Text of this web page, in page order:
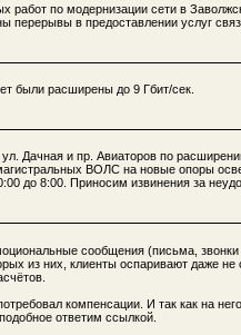
по модернизации сети в
перерывы в предоставлении услуг
были расширены до 9 Гбит/сек.
Дачная и пр. Авиаторов по
ВОЛС на новые опоры
до 8:00. Приносим извинения за
сообщения (письма, звонки
из них, клиенты оспаривают даже
компенсации. И так как на
ответим ссылкой.